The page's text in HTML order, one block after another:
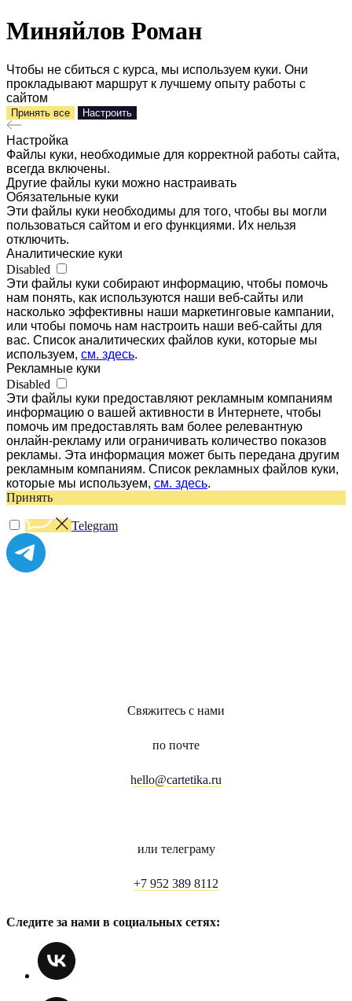
Миняйлов Роман
Чтобы не сбиться с курса, мы используем куки. Они
прокладывают маршрут к лучшему опыту работы с
сайтом
Принять все Настроить
Настройка
Файлы куки, необходимые для корректной работы сайта,
всегда включены.
Другие файлы куки можно настраивать
Обязательные куки
Эти файлы куки необходимы для того, чтобы вы могли
пользоваться сайтом и его функциями. Их нельзя
отключить.
Аналитические куки
Disabled
Эти файлы куки собирают информацию, чтобы помочь
нам понять, как используются наши веб-сайты или
насколько эффективны наши маркетинговые кампании,
или чтобы помочь нам настроить наши веб-сайты для
вас. Список аналитических файлов куки, которые мы
используем, см. здесь.
Рекламные куки
Disabled
Эти файлы куки предоставляют рекламным компаниям
информацию о вашей активности в Интернете, чтобы
помочь им предоставлять вам более релевантную
онлайн-рекламу или ограничивать количество показов
рекламы. Эта информация может быть передана другим
рекламным компаниям. Список рекламных файлов куки,
которые мы используем, см. здесь.
Принять
Telegram
Свяжитесь с нами
по почте
hello@cartetika.ru
или телеграму
+7 952 389 8112
Следите за нами в социальных сетях: